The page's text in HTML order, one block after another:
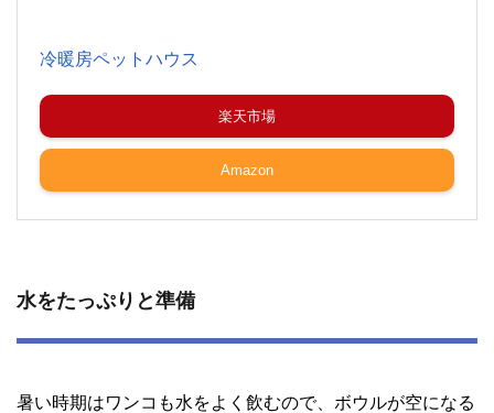
冷暖房ペットハウス
楽天市場
Amazon
水をたっぷりと準備
暑い時期はワンコも水をよく飲むので、ボウルが空になる